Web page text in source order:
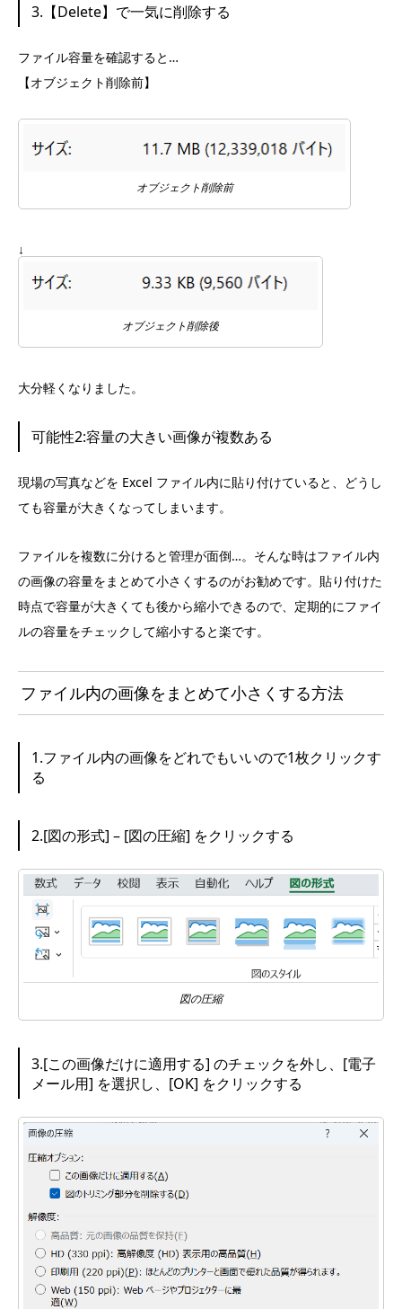
3.【Delete】で一気に削除する
ファイル容量を確認すると…
【オブジェクト削除前】
オブジェクト削除前
↓
オブジェクト削除後
大分軽くなりました。
可能性2:容量の大きい画像が複数ある
現場の写真などを Excel ファイル内に貼り付けていると、どうし
ても容量が大きくなってしまいます。
ファイルを複数に分けると管理が面倒…。そんな時はファイル内
の画像の容量をまとめて小さくするのがお勧めです。貼り付けた
時点で容量が大きくても後から縮小できるので、定期的にファイ
ルの容量をチェックして縮小すると楽です。
ファイル内の画像をまとめて小さくする方法
1.ファイル内の画像をどれでもいいので1枚クリックす
る
2.[図の形式] – [図の圧縮] をクリックする
図の圧縮
3.[この画像だけに適用する] のチェックを外し、[電子
メール用] を選択し、[OK] をクリックする